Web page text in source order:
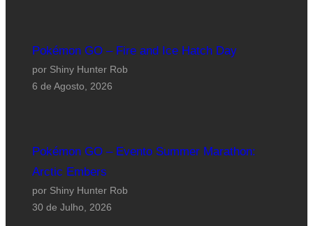
Pokémon GO – Fire and Ice Hatch Day
por Shiny Hunter Rob
6 de Agosto, 2026
Pokémon GO – Evento Summer Marathon:
Arctic Embers
por Shiny Hunter Rob
30 de Julho, 2026